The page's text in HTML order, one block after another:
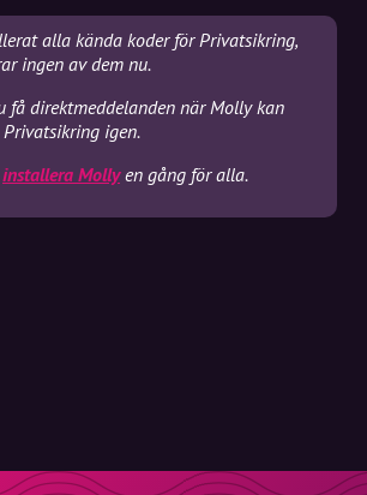
alla kända koder för Privatsikring,
ingen av dem nu.
få direktmeddelanden när Molly kan
igen.
installera Mollyen gång för alla.